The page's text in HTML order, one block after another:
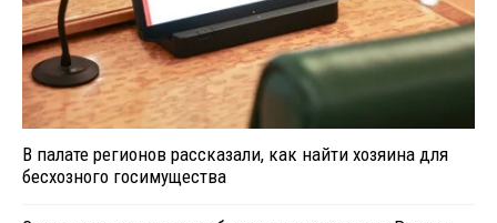
В палате регионов рассказали, как найти хозяина для
бесхозного госимущества